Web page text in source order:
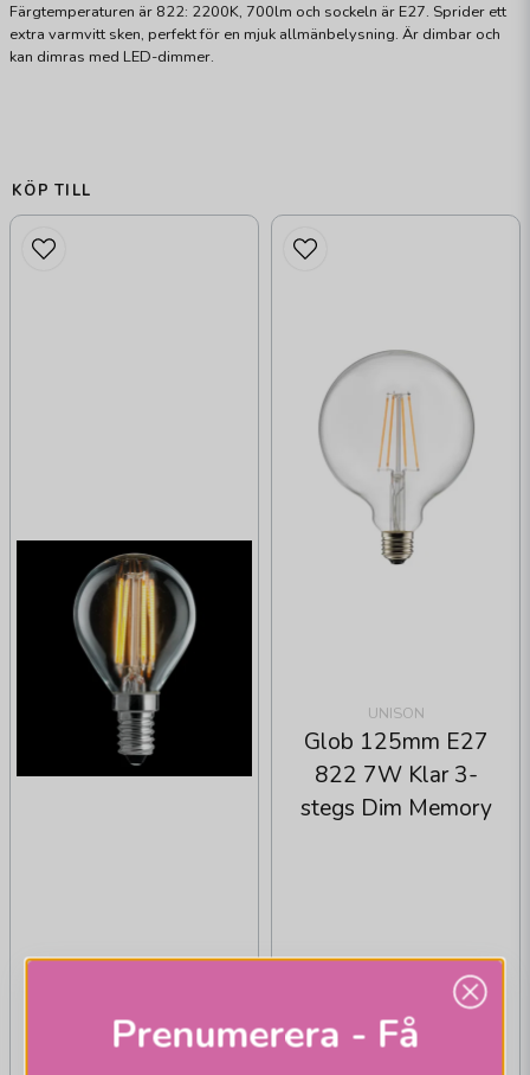
Färgtemperaturen är 822: 2200K, 700lm och sockeln är E27. Sprider ett
extra varmvitt sken, perfekt för en mjuk allmänbelysning. Är dimbar och
kan dimras med LED-dimmer.
KÖP TILL
UNISON
Glob 125mm E27
822 7W Klar 3-
stegs Dim Memory
Prenumerera - Få